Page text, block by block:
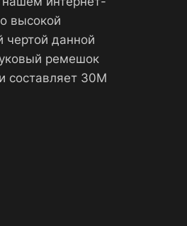
высокой
чертой данной
ремешок
составляет 30М